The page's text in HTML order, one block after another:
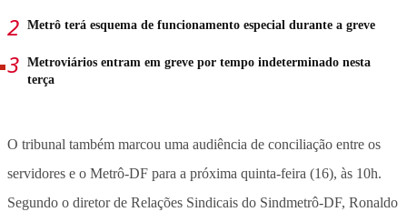
Metrô terá esquema de funcionamento especial durante a greve
Metroviários entram em greve por tempo indeterminado nesta
terça
O tribunal também marcou uma audiência de conciliação entre os
servidores e o Metrô-DF para a próxima quinta-feira (16), às 10h.
Segundo o diretor de Relações Sindicais do Sindmetrô-DF, Ronaldo